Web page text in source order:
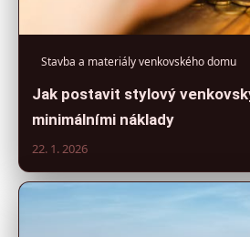
Stavba a materiály venkovského domu
Jak postavit stylový
minimálními náklady
22. 1. 2026